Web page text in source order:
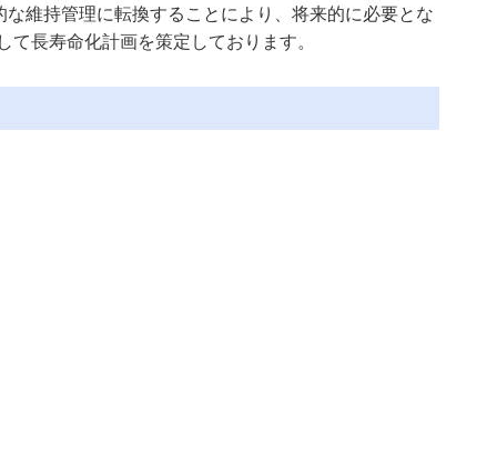
維持管理に転換することにより、将来的に必要とな
長寿命化計画を策定しております。